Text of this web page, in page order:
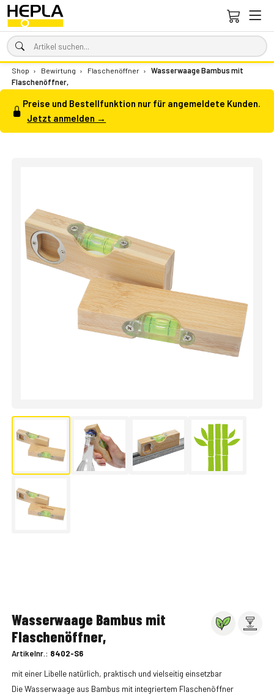
Shop › Bewirtung › Flaschenöffner ›
Wasserwaage Bambus mit
Flaschenöffner,
Preise und Bestellfunktion nur für angemeldete Kunden.
Jetzt anmelden →
Wasserwaage Bambus mit
Flaschenöffner,
Artikelnr.: 8402-S6
mit einer Libelle natürlich, praktisch und vielseitig einsetzbar
Die Wasserwaage aus Bambus mit integriertem Flaschenöffner